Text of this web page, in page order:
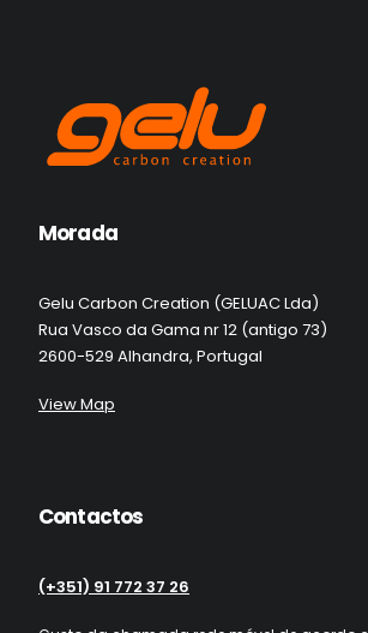
Morada
Gelu Carbon Creation (GELUAC Lda)
Rua Vasco da Gama nr 12 (antigo 73)
2600-529 Alhandra, Portugal
View Map
Contactos
(+351) 91 772 37 26